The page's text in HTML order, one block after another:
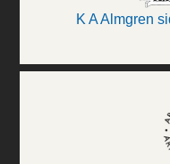
K A Almgren